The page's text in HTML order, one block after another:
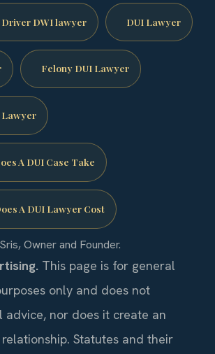
DWI lawyer DUI Lawyer
Felony DUI Lawyer
Lawyer
A DUI Case Take
A DUI Lawyer Cost
Owner and Founder.
This page is for general
only and does not
advice, nor does it create an
Statutes and their